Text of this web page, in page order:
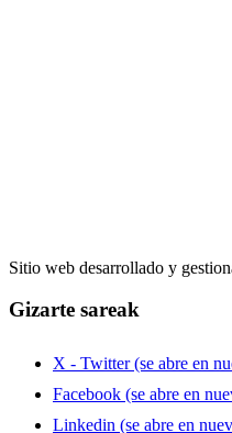
Sitio web desarrollado y
Gizarte sareak
X - Twitter (se abre en
Facebook (se abre en
Linkedin (se abre en